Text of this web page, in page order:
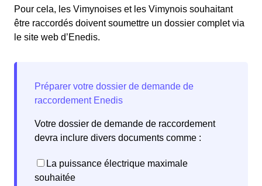
Pour cela, les Vimynoises et les Vimynois souhaitant
être raccordés doivent soumettre un dossier complet via
le site web d’Enedis.
Votre dossier de demande de raccordement
devra inclure divers documents comme :
La puissance électrique maximale
souhaitée